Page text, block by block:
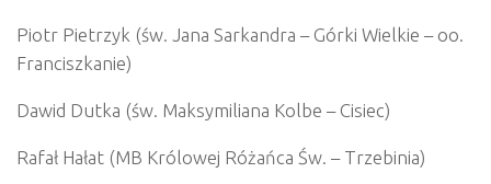
Piotr Pietrzyk (św. Jana Sarkandra – Górki Wielkie – oo.
Franciszkanie)
Dawid Dutka (św. Maksymiliana Kolbe – Cisiec)
Rafał Hałat (MB Królowej Różańca Św. – Trzebinia)